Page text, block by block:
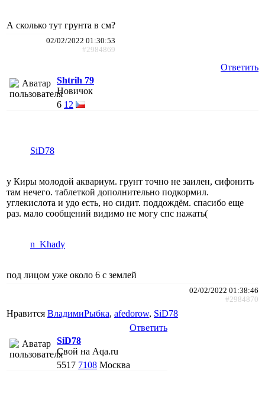
А сколько тут грунта в см?
02/02/2022 01:30:53
#2984869
Ответить
Shtrih 79
Новичок
6 12
SiD78
у Киры молодой аквариум. грунт точно не заилен, сифонить
там нечего. таблеткой дополнительно подкормил.
углекислота и удо есть, но сидит. поддождём. спасибо еще
раз. мало сообщений видимо не могу спс нажать(
n_Khady
под лицом уже около 6 с землей
02/02/2022 01:38:46
#2984870
Нравится ВладимиРыбка, afedorow, SiD78
Ответить
SiD78
Свой на Aqa.ru
5517 7108 Москва